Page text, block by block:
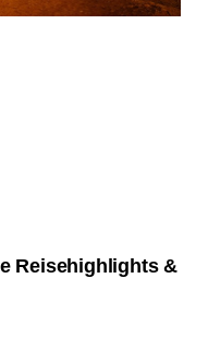
Reisehighlights &